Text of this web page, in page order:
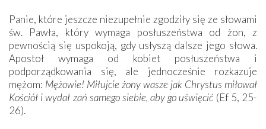
Panie, które jeszcze niezupełnie zgodziły się ze słowami
św. Pawła, który wymaga posłuszeństwa od żon, z
pewnością się uspokoją, gdy usłyszą dalsze jego słowa.
Apostoł wymaga od kobiet posłuszeństwa i
podporządkowania się, ale jednocześnie rozkazuje
mężom: Mężowie! Miłujcie żony wasze jak Chrystus miłował
Kościół i wydał zań samego siebie, aby go uświęcić (Ef 5, 25-
26).